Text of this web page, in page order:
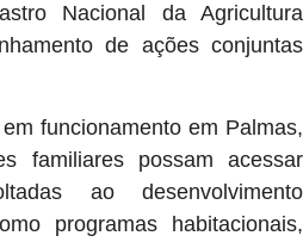
Nacional da Agricultura
de ações conjuntas
funcionamento em Palmas,
familiares possam acessar
ao desenvolvimento
programas habitacionais,